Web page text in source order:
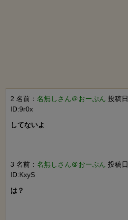
2 名前： 名無しさん＠おーぷん 投稿
ID:9r0x
してないよ
3 名前： 名無しさん＠おーぷん 投稿
ID:KxyS
は？